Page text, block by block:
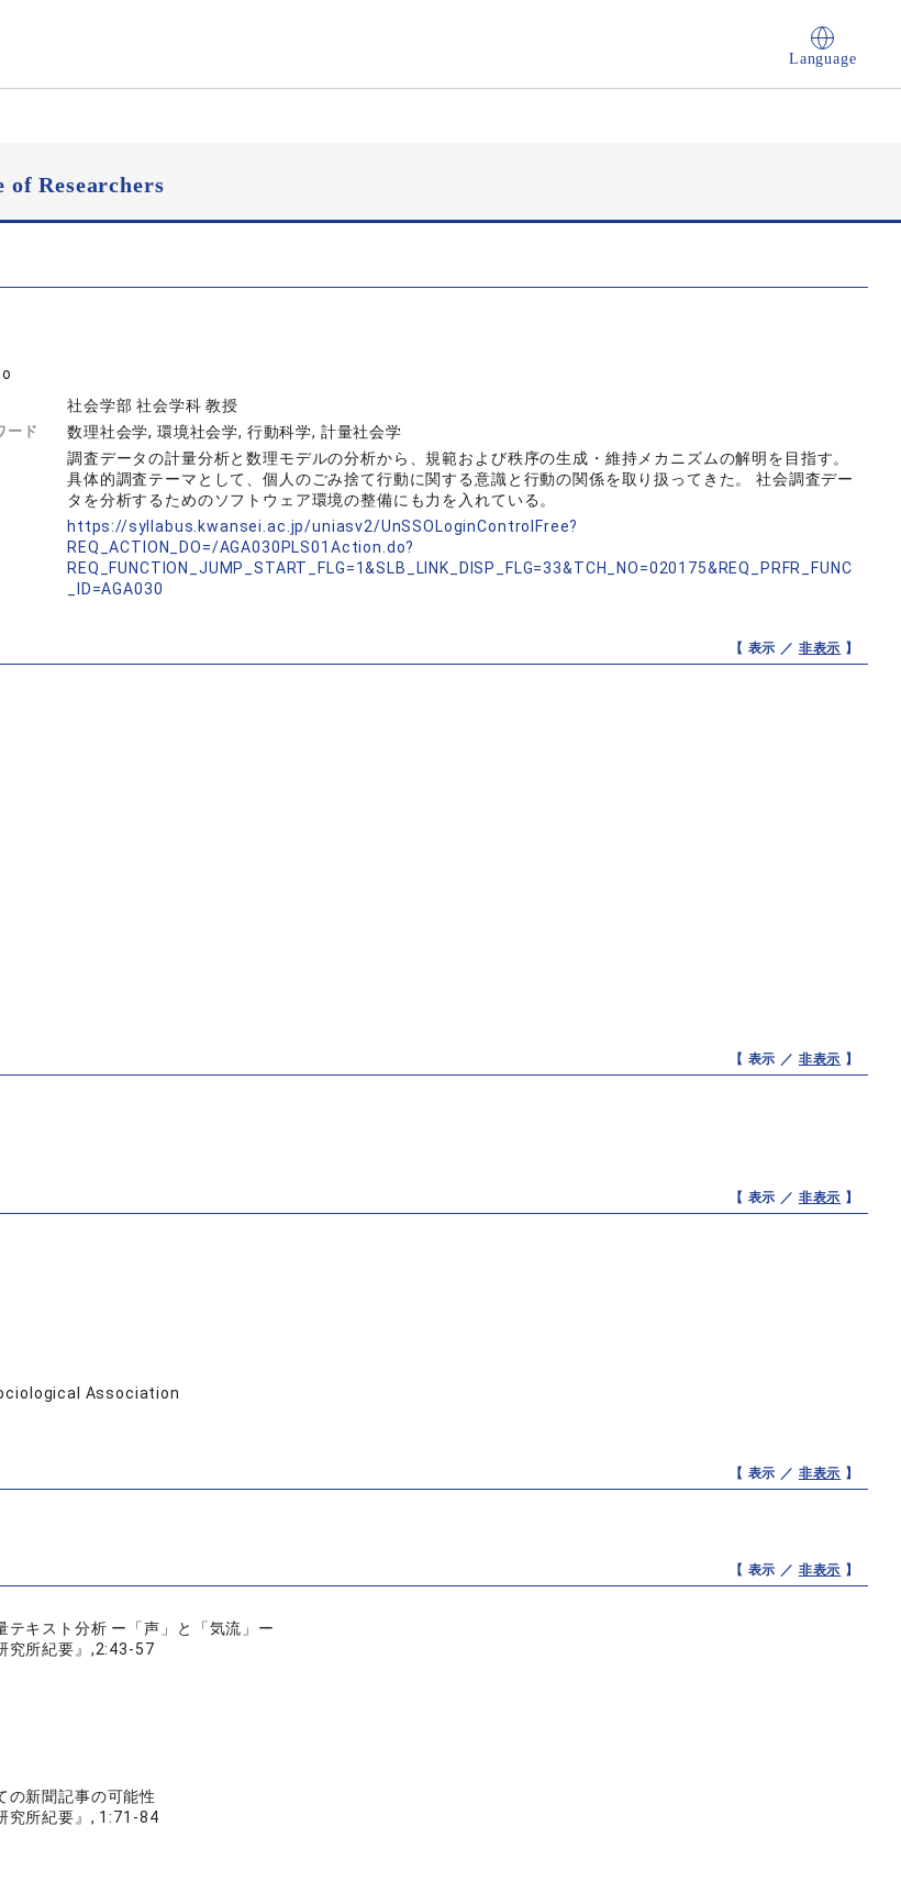
Language
of Researchers
社会学部 社会学科 教授
ード 数理社会学, 環境社会学, 行動科学, 計量社会学
調査データの計量分析と数理モデルの分析から、規範および秩序の生成・維持メカニズムの解明を目指す。
具体的調査テーマとして、個人のごみ捨て行動に関する意識と行動の関係を取り扱ってきた。 社会調査デー
タを分析するためのソフトウェア環境の整備にも力を入れている。
https://syllabus.kwansei.ac.jp/uniasv2/UnSSOLoginControlFree?
REQ_ACTION_DO=/AGA030PLS01Action.do?
REQ_FUNCTION_JUMP_START_FLG=1&SLB_LINK_DISP_FLG=33&TCH_NO=020175&REQ_PRFR_FUNC
_ID=AGA030
【 表示 ／ 非表示 】
【 表示 ／ 非表示 】
【 表示 ／ 非表示 】
Association
【 表示 ／ 非表示 】
【 表示 ／ 非表示 】
テキスト分析 ー「声」と「気流」ー
究所紀要』,2:43-57
の新聞記事の可能性
究所紀要』, 1:71-84